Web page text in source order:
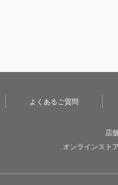
よくあるご質問
店
オンラインスト